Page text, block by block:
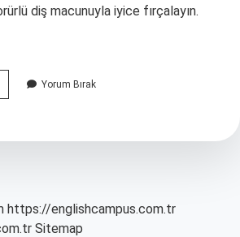
diş macunuyla iyice fırçalayın.
Yorum Bırak
https://englishcampus.com.tr
Sitemap